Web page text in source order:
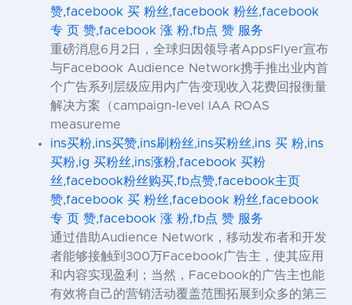
赞,facebook 买 粉丝,facebook 粉丝,facebook
专 页 赞,facebook 涨 粉,fb点 赞 服务
重磅消息6月2日，全球归因领导者AppsFlyer宣布
与Facebook Audience Network携手推出业内首
个广告系列层级应用内广告变现收入花费回报衡量
解决方案（campaign-level IAA ROAS
measureme
ins买粉,ins买赞,ins刷粉丝,ins买粉丝,ins 买 粉,ins
买粉,ig 买粉丝,ins涨粉,facebook 买粉
丝,facebook粉丝购买,fb点赞,facebook主页
赞,facebook 买 粉丝,facebook 粉丝,facebook
专 页 赞,facebook 涨 粉,fb点 赞 服务
通过借助Audience Network，移动发布者和开发
者能够接触到300万Facebook广告主，使其应用
和内容实现盈利；当然，Facebook的广告主也能
有效将自己的营销活动覆盖范围拓展到众多的第三